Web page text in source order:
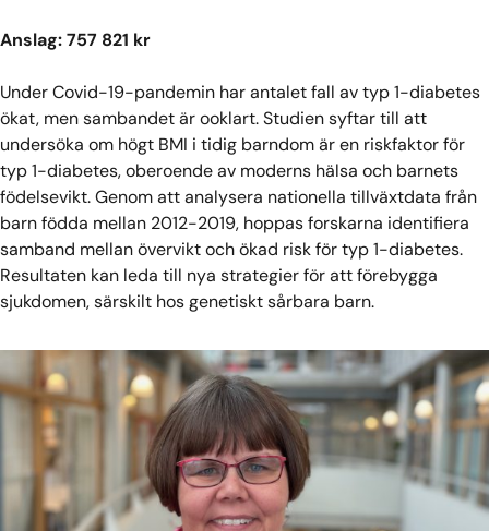
Anslag: 757 821 kr
Under Covid-19-pandemin har antalet fall av typ 1-diabetes
ökat, men sambandet är ooklart. Studien syftar till att
undersöka om högt BMI i tidig barndom är en riskfaktor för
typ 1-diabetes, oberoende av moderns hälsa och barnets
födelsevikt. Genom att analysera nationella tillväxtdata från
barn födda mellan 2012-2019, hoppas forskarna identifiera
samband mellan övervikt och ökad risk för typ 1-diabetes.
Resultaten kan leda till nya strategier för att förebygga
sjukdomen, särskilt hos genetiskt sårbara barn.